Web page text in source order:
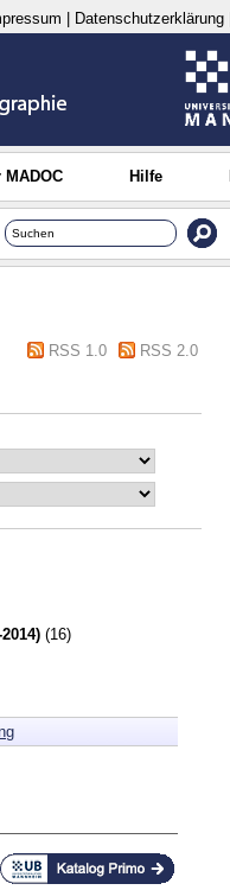
Datenschutzerklärung
MADOC Hilfe
RSS 1.0
RSS 2.0
(16)